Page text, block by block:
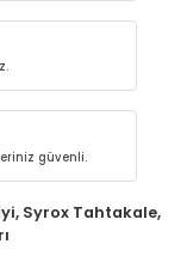
güvenli.
, Syrox Tahtakale,